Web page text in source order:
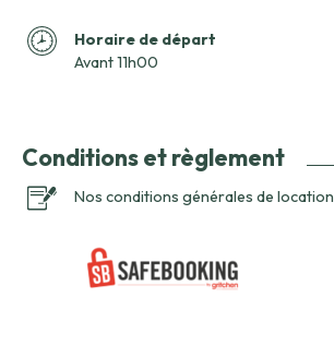
Horaire de départ
Avant 11h00
Conditions et règlement
Nos conditions générales de location